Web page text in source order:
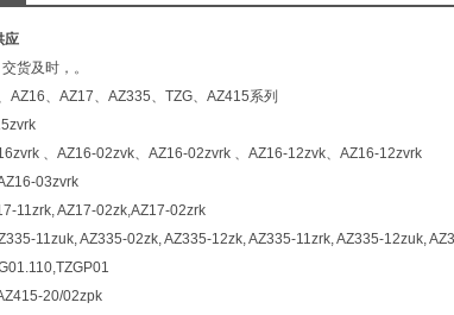
应
货及时，。
AZ16、AZ17、AZ335、TZG、AZ415系列
、AZ16-02zvk、AZ16-02zvrk 、AZ16-12zvk、AZ16-12zvrk
03zvrk
11zrk, AZ17-02zk,AZ17-02zrk
11zuk, AZ335-02zk, AZ335-12zk, AZ335-11zrk, AZ335-12zuk,
20/02zpk